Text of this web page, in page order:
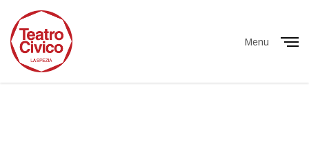
Menu